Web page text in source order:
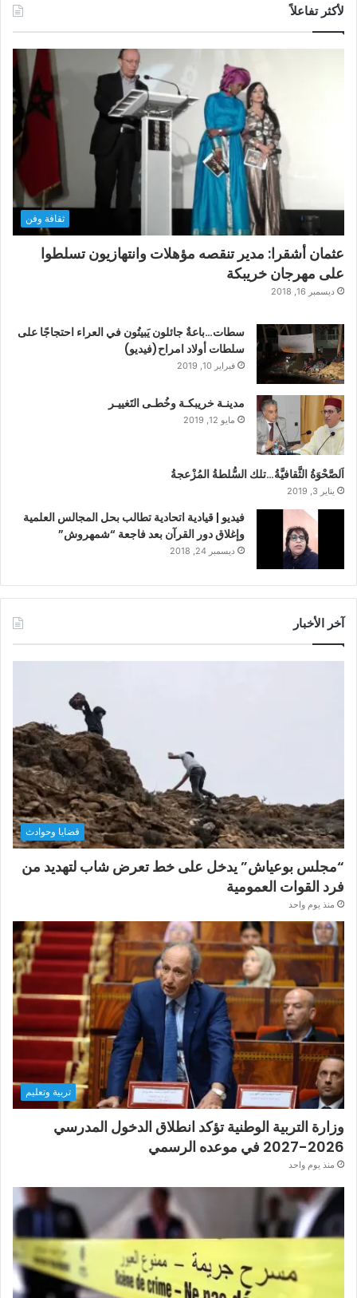
لأكثر تفاعلاً
ثقافة وفن
عثمان أشقرا: مدير تنقصه مؤهلات وانتهازيون تسلطوا
على مهرجان خريبكة
ديسمبر 16, 2018
سطات…باعةٌ جائلون يَبيتُون في العراء احتجاجًا على
سلطات أولاد امراح(فيديو)
فبراير 10, 2019
مدينـة خريبكـة وخُطـى التَغييـر
مايو 12, 2019
اَلصَّحْوَةُ الثَّقافيَّةُ…تلك السُّلطةُ المُزْعجةُ
يناير 3, 2019
فيديو | قيادية اتحادية تطالب بحل المجالس العلمية
وإغلاق دور القرآن بعد فاجعة “شمهروش”
ديسمبر 24, 2018
آخر الأخبار
قضايا وحوادث
“مجلس بوعياش” يدخل على خط تعرض شاب لتهديد من
فرد القوات العمومية
منذ يوم واحد
تربية وتعليم
وزارة التربية الوطنية تؤكد انطلاق الدخول المدرسي
2026-2027 في موعده الرسمي
منذ يوم واحد